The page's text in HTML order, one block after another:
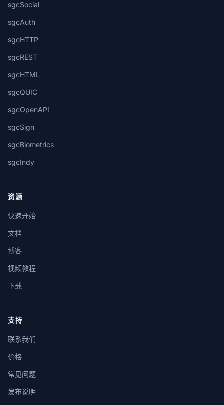
sgcSocial
sgcAuth
sgcHTTP
sgcREST
sgcHTML
sgcQUIC
sgcOpenAPI
sgcSign
sgcBiometrics
sgcIndy
资源
快速开始
文档
博客
视频教程
下载
支持
联系我们
价格
常见问题
发布说明